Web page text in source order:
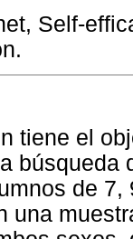
Self-
tiene el
búsqueda
de
una